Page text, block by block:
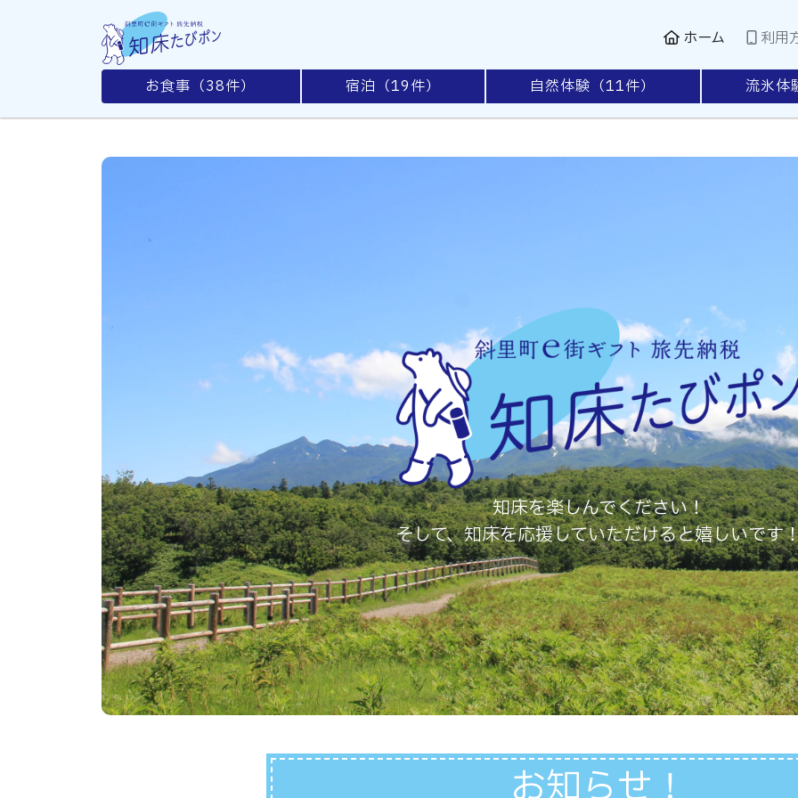
ホーム 利用
お食事（38件） 宿泊（19件） 自然体験（11件） 流氷体
知床を楽しんでください！
そして、知床を応援していただけると嬉しいです